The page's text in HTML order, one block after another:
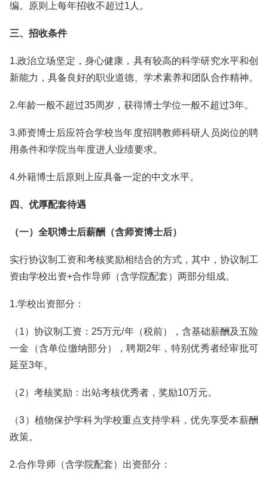
编。原则上每年招收不超过1人。
三、招收条件
1.政治立场坚定，身心健康，具有较高的科学研究水平和创
新能力，具备良好的职业道德、学术素养和团队合作精神。
2.年龄一般不超过35周岁，获得博士学位一般不超过3年。
3.师资博士后应符合学校当年度招聘教师科研人员岗位的聘
用条件和学院当年度进人业绩要求。
4.外籍博士后原则上应具备一定的中文水平。
四、优厚配套待遇
（一）全职博士后薪酬（含师资博士后）
实行协议制工资和考核奖励相结合的方式，其中，协议制工
资由学校出资+合作导师（含学院配套）两部分组成。
1.学校出资部分：
（1）协议制工资：25万元/年（税前），含基础薪酬及五险
一金（含单位缴纳部分），聘期2年，特别优秀者经审批可
延至3年。
（2）考核奖励：出站考核优秀者，奖励10万元。
（3）植物保护学科为学校重点支持学科，优先享受本薪酬
政策。
2.合作导师（含学院配套）出资部分：